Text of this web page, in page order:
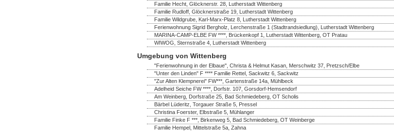
Familie Hecht, Glöcknerstr. 28, Lutherstadt Wittenberg
Familie Rudloff, Glöcknerstraße 19, Lutherstadt Wittenberg
Familie Wildgrube, Karl-Marx-Platz 8, Lutherstadt Wittenberg
Ferienwohnung Sigrid Bergholz, Lerchenstraße 1 (Stadtrandsiedlung), Lutherstadt Wittenberg
MARINA-CAMP-ELBE FW ****, Brückenkopf 1, Lutherstadt Wittenberg, OT Pratau
WIWOG, Sternstraße 4, Lutherstadt Wittenberg
Umgebung von Wittenberg
"Ferienwohnung in der Elbaue", Christa & Helmut Kasan, Merschwitz 37, Pretzsch/Elbe
"Unter den Linden" F **** Familie Rettel, Sackwitz 6, Sackwitz
"Zur Alten Klempnerei" FW***, Gartenstraße 14a, Mühlbeck
Adelheid Seiche FW ****, Dorfstr. 107, Gorsdorf-Hemsendorf
Am Weinberg, Dorfstraße 25, Bad Schmiedeberg, OT Scholis
Bärbel Lüderitz, Torgauer Straße 5, Pressel
Christina Foerster, Elbstraße 5, Mühlanger
Familie Finke F ***, Birkenweg 5, Bad Schmiedeberg, OT Weinberge
Familie Hempel, Mittelstraße 5a, Zahna